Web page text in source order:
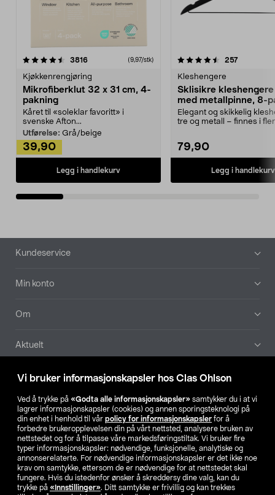
Vi bruker informasjonskapsler hos Clas Ohlson
Ved å trykke på «Godta alle informasjonskapsler» samtykker du i at vi
lagrer informasjonskapsler (cookies) og annen sporingsteknologi på
din enhet i henhold til vår policy for informasjonskapsler for å
forbedre brukeropplevelsen din på vårt nettsted, analysere bruken av
nettstedet og for å tilpasse våre markedsføringstiltak. Vi bruker fire
typer informasjonskapsler: nødvendige, funksjonelle, analytiske og
annonserelaterte. For nødvendige informasjonskapsler er det ikke noe
krav om samtykke, ettersom de er nødvendige for at nettstedet skal
fungere. Hvis du istedenfor ønsker å skreddersy dine valg, kan du
trykke på «Innstillinger». Ditt samtykke er frivillig og kan trekkes
3816anmeldelser(9,97/stk)
Kjøkkenrengjøring
Mikrofiberklut 32 x 31 cm, 4-
pakning
Kåret til «soleklar favoritt» i
svenske Afton...
Utførelse: Grå/beige
39,90
Legg i handlekurv
4.5av 5 stjerner 257
Kleshengere
Sklisikre
med metallpinne, 8-
Elegant og skikkelig
tre og metall – finnes i
79,90
Legg i handlekurv
4.5av 5 stjerner
Bunntekst
Kundeservice
Min konto
Om
Aktuelt
Våre selskaper
Finn din butikk
SE NO FI